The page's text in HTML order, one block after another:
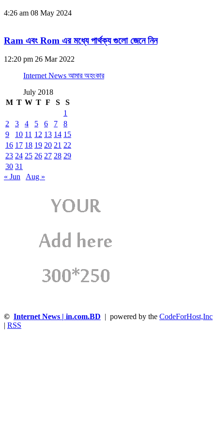
4:26 am 08 May 2024
Ram এবং Rom এর মধ্যে পার্থক্য গুলো জেনে নিন
12:20 pm 26 Mar 2022
Internet News আমার অহংকার
July 2018
M T W T F S
S
1
2
3 4 5 6 7
8
9
10 11 12 13 14 15
16 17 18 19 20 21 22
23 24 25 26 27 28 29
30 31
« Jun
Aug »
© Internet News | in.com.BD | powered by the CodeForHost,Inc
RSS